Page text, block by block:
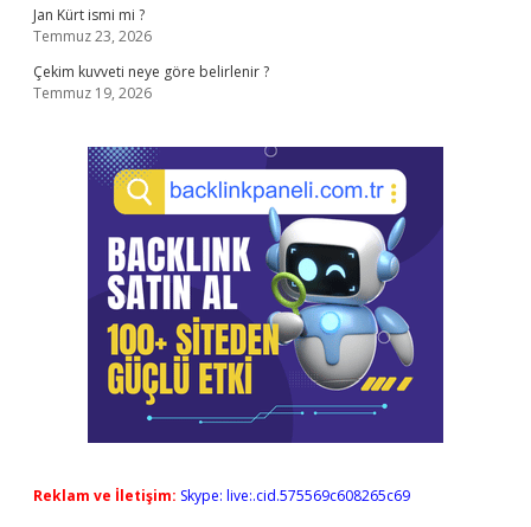
Jan Kürt ismi mi ?
Temmuz 23, 2026
Çekim kuvveti neye göre belirlenir ?
Temmuz 19, 2026
Reklam ve İletişim: Skype: live:.cid.575569c608265c69